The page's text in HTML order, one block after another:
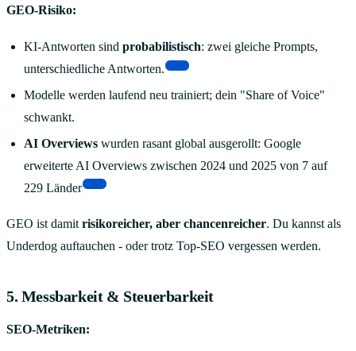
GEO-Risiko:
KI-Antworten sindprobabilistisch: zwei gleiche Prompts,
unterschiedliche Antworten.
Modelle werden laufend neu trainiert; dein "Share of Voice"
schwankt.
AI Overviews wurden rasant global ausgerollt: Google
erweiterte AI Overviews zwischen 2024 und 2025 von 7 auf
229 Länder
GEO ist damit risikoreicher, aber chancenreicher. Du kannst als
Underdog auftauchen - oder trotz Top-SEO vergessen werden.
5. Messbarkeit & Steuerbarkeit
SEO-Metriken: